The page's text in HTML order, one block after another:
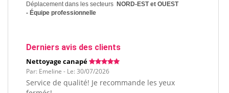
Déplacement dans les secteurs NORD-EST et OUEST
- Équipe professionnelle
Derniers avis des clients
Nettoyage canapé
Par: Emeline - Le: 30/07/2026
Service de qualité! Je recommande les yeux